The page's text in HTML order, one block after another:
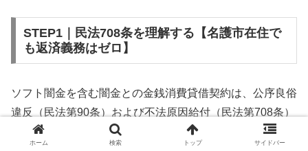
STEP1｜民法708条を理解する【名護市在住で
も返済義務はゼロ】
ソフト闇金を含む闇金との金銭消費貸借契約は、公序良俗
違反（民法第90条）および不法原因給付（民法第708条）
に該当するため、法的には無効です。名護市在住であって
ホーム 検索 トップ サイドバー